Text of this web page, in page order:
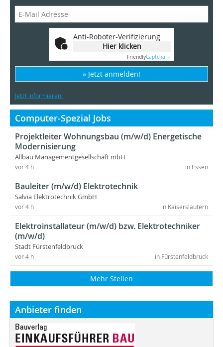
Anti-Roboter-Verifizierung
Hier klicken
FriendlyCaptcha ⇗
» Jetzt anmelden!
Jetzt informieren!
Computer-Spezial Jobs
Projektleiter Wohnungsbau (m/w/d) Energetische
Modernisierung
Allbau Managementgesellschaft mbH
in Essen
vor 4 h
Bauleiter (m/w/d) Elektrotechnik
Salvia Elektrotechnik GmbH
in Kaiserslautern
vor 4 h
Elektroinstallateur (m/w/d) bzw. Elektrotechniker
(m/w/d)
Stadt Fürstenfeldbruck
in Fürstenfeldbruck
vor 4 h
Mehr Stellen
Anbieter finden